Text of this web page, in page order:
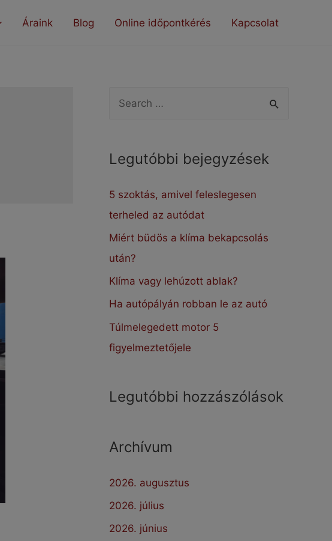
Áraink Blog Online időpontkérés Kapcsolat
h
f
o
r
:
Legutóbbi bejegyzések
5 szoktás, amivel feleslegesen
terheled az autódat
Miért büdös a klíma bekapcsolás
után?
Klíma vagy lehúzott ablak?
Ha autópályán robban le az autó
Túlmelegedett motor 5
figyelmeztetőjele
Legutóbbi hozzászólások
Archívum
2026. augusztus
2026. július
2026. június